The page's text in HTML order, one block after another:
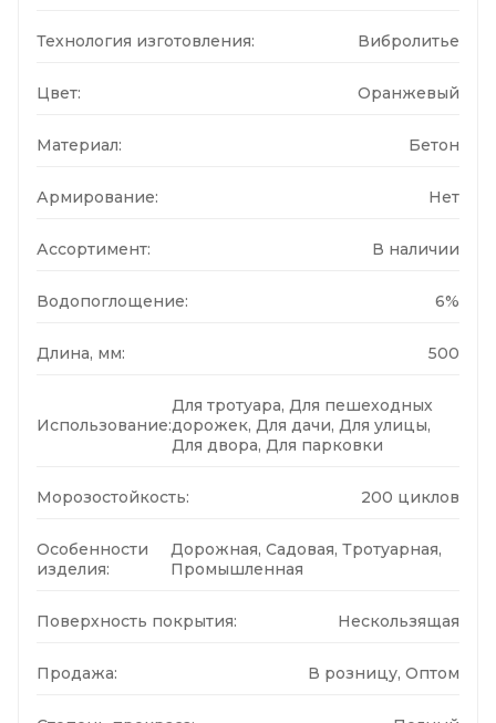
Технология изготовления: Вибролитье
Цвет: Оранжевый
Материал: Бетон
Армирование: Нет
Ассортимент: В наличии
Водопоглощение: 6%
Длина, мм: 500
Использование:
Для тротуара, Для пешеходных
дорожек, Для дачи, Для улицы,
Для двора, Для парковки
Морозостойкость: 200 циклов
Особенности
изделия:
Дорожная, Садовая, Тротуарная,
Промышленная
Поверхность покрытия: Нескользящая
Продажа: В розницу, Оптом